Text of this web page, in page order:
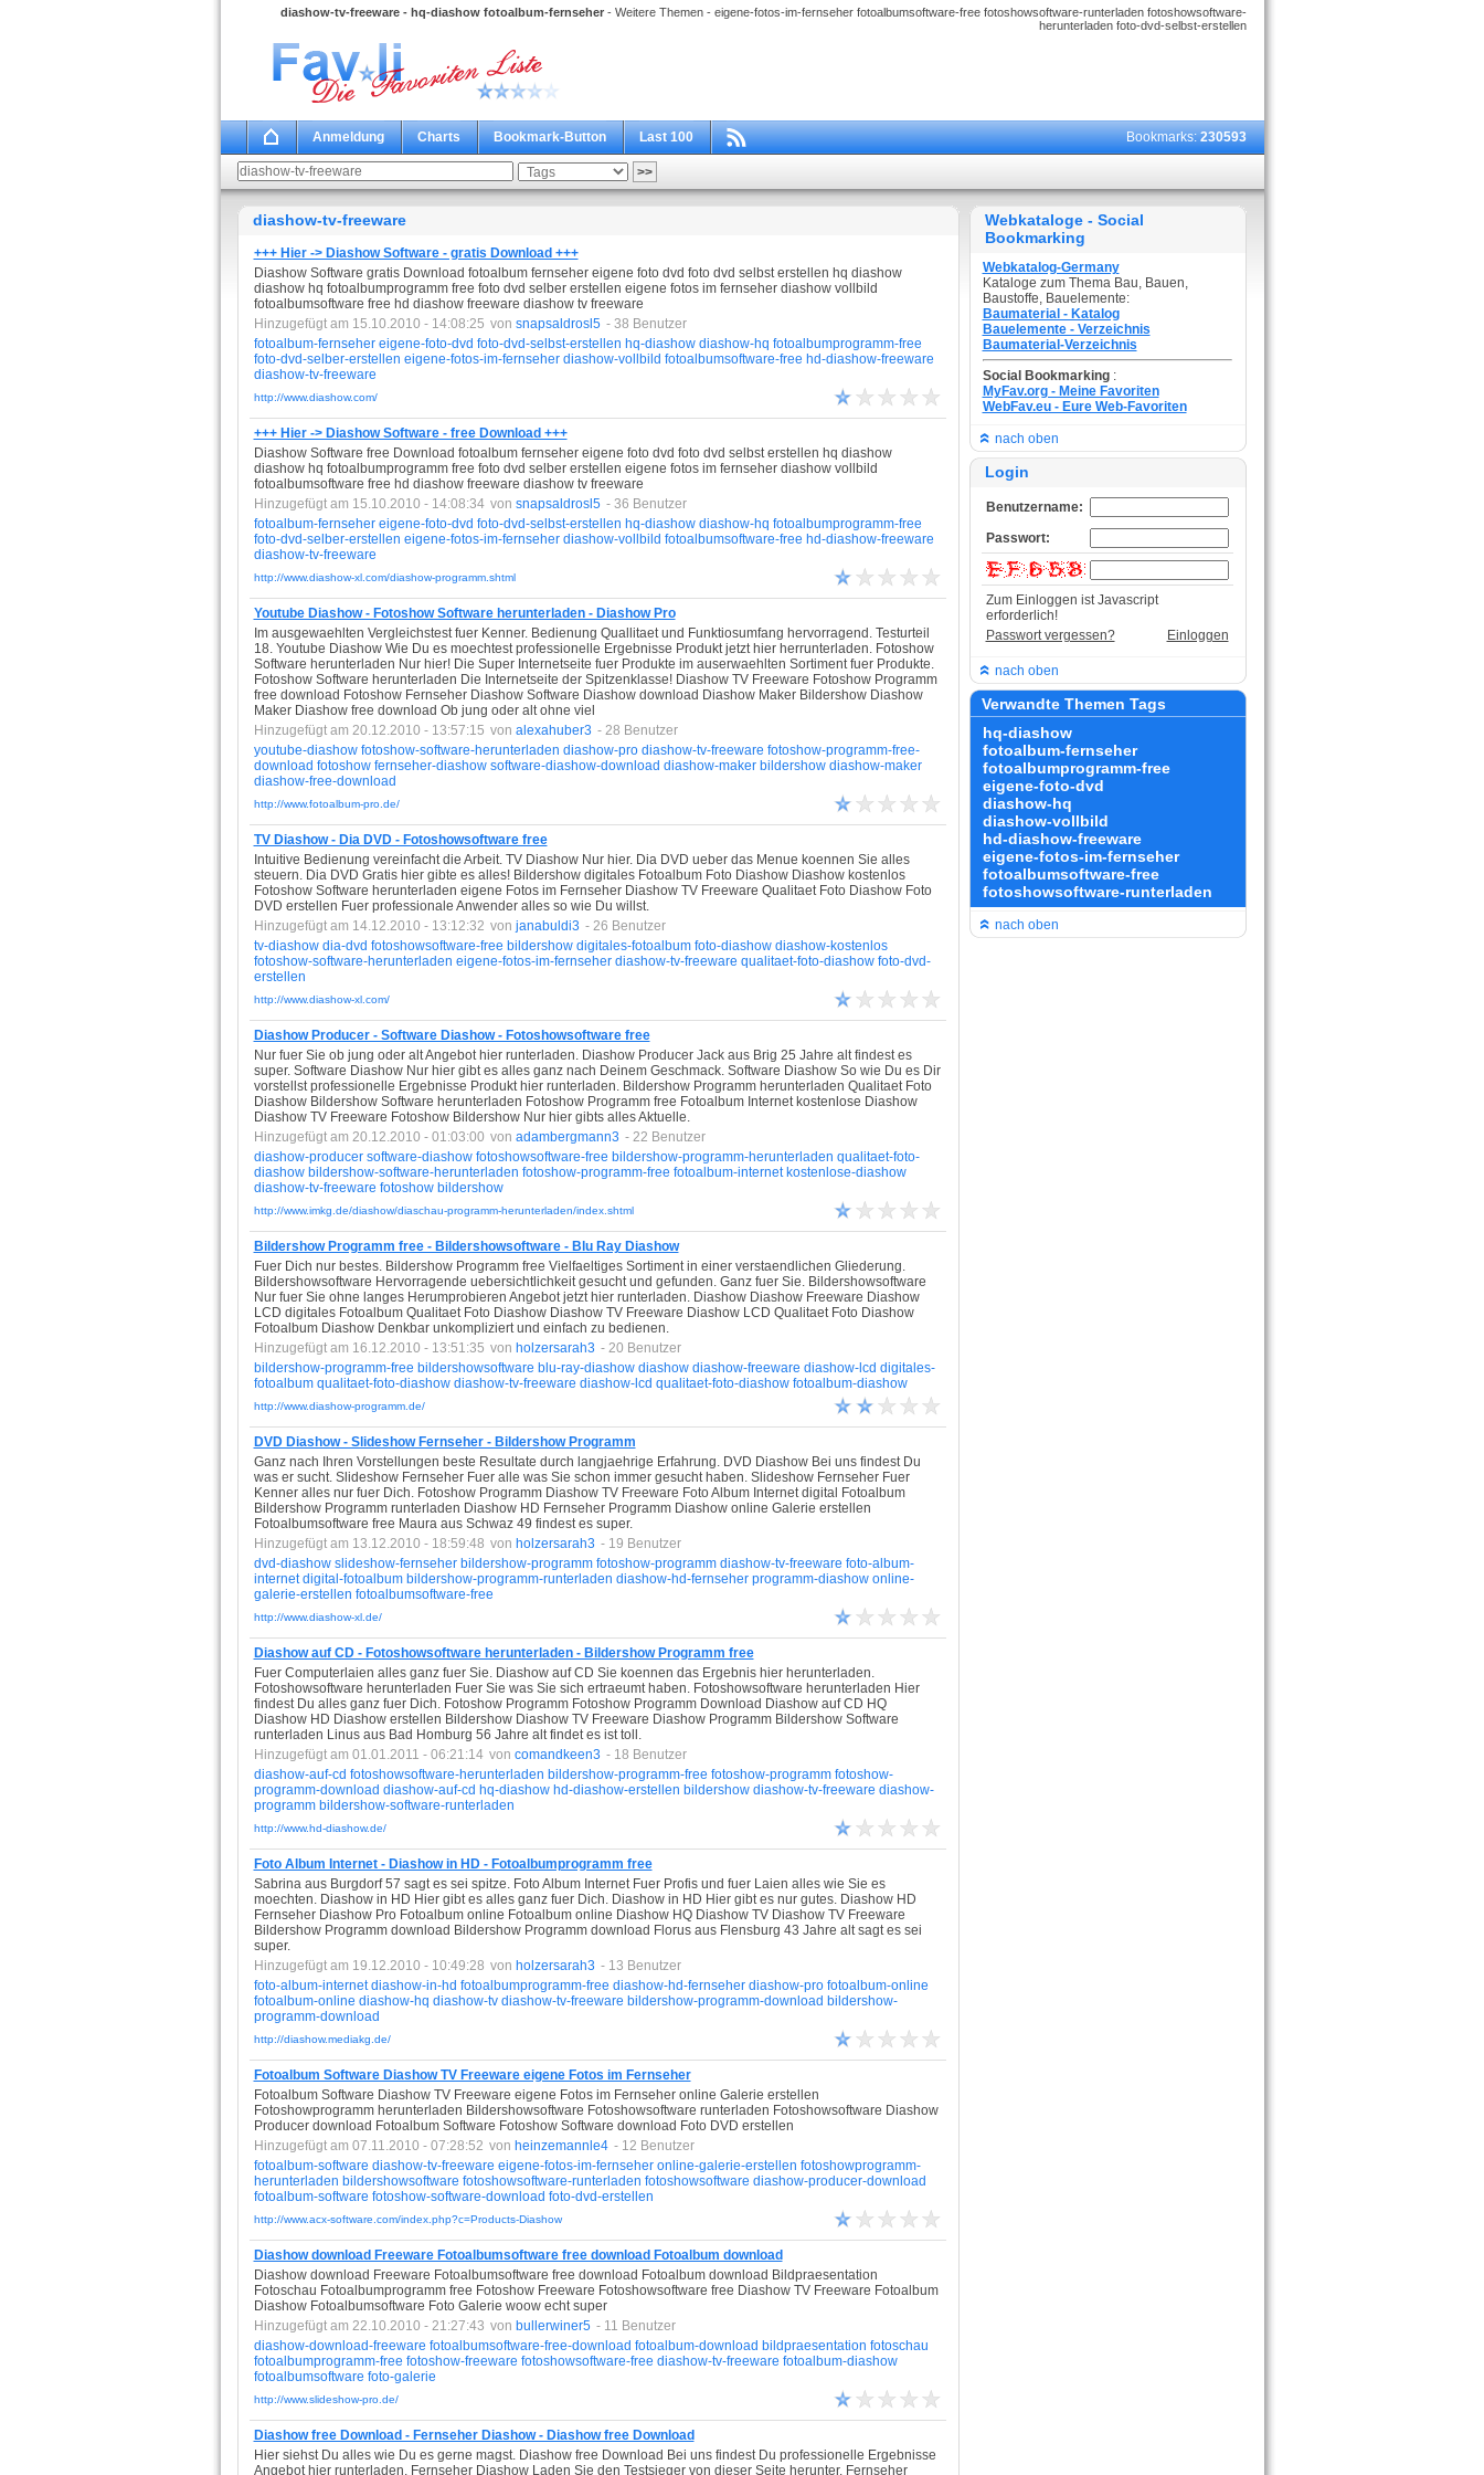
diashow-tv-freeware - hq-diashow fotoalbum-fernseher- Weitere Themen - eigene-fotos-im-fernseher fotoalbumsoftware-free fotoshowsoftware-runterladen fotoshowsoftware-
herunterladen foto-dvd-selbst-erstellen
Anmeldung Charts Bookmark-Button Last 100 Bookmarks:230593
diashow-tv-freeware
+++ Hier -> Diashow Software - gratis Download +++
Diashow Software gratis Download fotoalbum fernseher eigene foto dvd foto dvd selbst erstellen hq diashow
diashow hq fotoalbumprogramm free foto dvd selber erstellen eigene fotos im fernseher diashow vollbild
fotoalbumsoftware free hd diashow freeware diashow tv freeware
Hinzugefügt am 15.10.2010 - 14:08:25 von snapsaldrosl5 - 38 Benutzer
fotoalbum-fernseher eigene-foto-dvd foto-dvd-selbst-erstellen hq-diashow diashow-hq fotoalbumprogramm-free
foto-dvd-selber-erstellen eigene-fotos-im-fernseher diashow-vollbild fotoalbumsoftware-free hd-diashow-freeware
diashow-tv-freeware
http://www.diashow.com/
+++ Hier -> Diashow Software - free Download +++
Diashow Software free Download fotoalbum fernseher eigene foto dvd foto dvd selbst erstellen hq diashow
diashow hq fotoalbumprogramm free foto dvd selber erstellen eigene fotos im fernseher diashow vollbild
fotoalbumsoftware free hd diashow freeware diashow tv freeware
Hinzugefügt am 15.10.2010 - 14:08:34 von snapsaldrosl5 - 36 Benutzer
fotoalbum-fernseher eigene-foto-dvd foto-dvd-selbst-erstellen hq-diashow diashow-hq fotoalbumprogramm-free
foto-dvd-selber-erstellen eigene-fotos-im-fernseher diashow-vollbild fotoalbumsoftware-free hd-diashow-freeware
diashow-tv-freeware
http://www.diashow-xl.com/diashow-programm.shtml
Youtube Diashow - Fotoshow Software herunterladen - Diashow Pro
Im ausgewaehlten Vergleichstest fuer Kenner. Bedienung Quallitaet und Funktiosumfang hervorragend. Testurteil
18. Youtube Diashow Wie Du es moechtest professionelle Ergebnisse Produkt jetzt hier herrunterladen. Fotoshow
Software herunterladen Nur hier! Die Super Internetseite fuer Produkte im auserwaehlten Sortiment fuer Produkte.
Fotoshow Software herunterladen Die Internetseite der Spitzenklasse! Diashow TV Freeware Fotoshow Programm
free download Fotoshow Fernseher Diashow Software Diashow download Diashow Maker Bildershow Diashow
Maker Diashow free download Ob jung oder alt ohne viel
Hinzugefügt am 20.12.2010 - 13:57:15 von alexahuber3 - 28 Benutzer
youtube-diashow fotoshow-software-herunterladen diashow-pro diashow-tv-freeware fotoshow-programm-free-
download fotoshow fernseher-diashow software-diashow-download diashow-maker bildershow diashow-maker
diashow-free-download
http://www.fotoalbum-pro.de/
TV Diashow - Dia DVD - Fotoshowsoftware free
Intuitive Bedienung vereinfacht die Arbeit. TV Diashow Nur hier. Dia DVD ueber das Menue koennen Sie alles
steuern. Dia DVD Gratis hier gibte es alles! Bildershow digitales Fotoalbum Foto Diashow Diashow kostenlos
Fotoshow Software herunterladen eigene Fotos im Fernseher Diashow TV Freeware Qualitaet Foto Diashow Foto
DVD erstellen Fuer professionale Anwender alles so wie Du willst.
Hinzugefügt am 14.12.2010 - 13:12:32 von janabuldi3 - 26 Benutzer
tv-diashow dia-dvd fotoshowsoftware-free bildershow digitales-fotoalbum foto-diashow diashow-kostenlos
fotoshow-software-herunterladen eigene-fotos-im-fernseher diashow-tv-freeware qualitaet-foto-diashow foto-dvd-
erstellen
http://www.diashow-xl.com/
Diashow Producer - Software Diashow - Fotoshowsoftware free
Nur fuer Sie ob jung oder alt Angebot hier runterladen. Diashow Producer Jack aus Brig 25 Jahre alt findest es
super. Software Diashow Nur hier gibt es alles ganz nach Deinem Geschmack. Software Diashow So wie Du es Dir
vorstellst professionelle Ergebnisse Produkt hier runterladen. Bildershow Programm herunterladen Qualitaet Foto
Diashow Bildershow Software herunterladen Fotoshow Programm free Fotoalbum Internet kostenlose Diashow
Diashow TV Freeware Fotoshow Bildershow Nur hier gibts alles Aktuelle.
Hinzugefügt am 20.12.2010 - 01:03:00 von adambergmann3 - 22 Benutzer
diashow-producer software-diashow fotoshowsoftware-free bildershow-programm-herunterladen qualitaet-foto-
diashow bildershow-software-herunterladen fotoshow-programm-free fotoalbum-internet kostenlose-diashow
diashow-tv-freeware fotoshow bildershow
http://www.imkg.de/diashow/diaschau-programm-herunterladen/index.shtml
Bildershow Programm free - Bildershowsoftware - Blu Ray Diashow
Fuer Dich nur bestes. Bildershow Programm free Vielfaeltiges Sortiment in einer verstaendlichen Gliederung.
Bildershowsoftware Hervorragende uebersichtlichkeit gesucht und gefunden. Ganz fuer Sie. Bildershowsoftware
Nur fuer Sie ohne langes Herumprobieren Angebot jetzt hier runterladen. Diashow Diashow Freeware Diashow
LCD digitales Fotoalbum Qualitaet Foto Diashow Diashow TV Freeware Diashow LCD Qualitaet Foto Diashow
Fotoalbum Diashow Denkbar unkompliziert und einfach zu bedienen.
Hinzugefügt am 16.12.2010 - 13:51:35 von holzersarah3 - 20 Benutzer
bildershow-programm-free bildershowsoftware blu-ray-diashow diashow diashow-freeware diashow-lcd digitales-
fotoalbum qualitaet-foto-diashow diashow-tv-freeware diashow-lcd qualitaet-foto-diashow fotoalbum-diashow
http://www.diashow-programm.de/
DVD Diashow - Slideshow Fernseher - Bildershow Programm
Ganz nach Ihren Vorstellungen beste Resultate durch langjaehrige Erfahrung. DVD Diashow Bei uns findest Du
was er sucht. Slideshow Fernseher Fuer alle was Sie schon immer gesucht haben. Slideshow Fernseher Fuer
Kenner alles nur fuer Dich. Fotoshow Programm Diashow TV Freeware Foto Album Internet digital Fotoalbum
Bildershow Programm runterladen Diashow HD Fernseher Programm Diashow online Galerie erstellen
Fotoalbumsoftware free Maura aus Schwaz 49 findest es super.
Hinzugefügt am 13.12.2010 - 18:59:48 von holzersarah3 - 19 Benutzer
dvd-diashow slideshow-fernseher bildershow-programm fotoshow-programm diashow-tv-freeware foto-album-
internet digital-fotoalbum bildershow-programm-runterladen diashow-hd-fernseher programm-diashow online-
galerie-erstellen fotoalbumsoftware-free
http://www.diashow-xl.de/
Diashow auf CD - Fotoshowsoftware herunterladen - Bildershow Programm free
Fuer Computerlaien alles ganz fuer Sie. Diashow auf CD Sie koennen das Ergebnis hier herunterladen.
Fotoshowsoftware herunterladen Fuer Sie was Sie sich ertraeumt haben. Fotoshowsoftware herunterladen Hier
findest Du alles ganz fuer Dich. Fotoshow Programm Fotoshow Programm Download Diashow auf CD HQ
Diashow HD Diashow erstellen Bildershow Diashow TV Freeware Diashow Programm Bildershow Software
runterladen Linus aus Bad Homburg 56 Jahre alt findet es ist toll.
Hinzugefügt am 01.01.2011 - 06:21:14 von comandkeen3 - 18 Benutzer
diashow-auf-cd fotoshowsoftware-herunterladen bildershow-programm-free fotoshow-programm fotoshow-
programm-download diashow-auf-cd hq-diashow hd-diashow-erstellen bildershow diashow-tv-freeware diashow-
programm bildershow-software-runterladen
http://www.hd-diashow.de/
Foto Album Internet - Diashow in HD - Fotoalbumprogramm free
Sabrina aus Burgdorf 57 sagt es sei spitze. Foto Album Internet Fuer Profis und fuer Laien alles wie Sie es
moechten. Diashow in HD Hier gibt es alles ganz fuer Dich. Diashow in HD Hier gibt es nur gutes. Diashow HD
Fernseher Diashow Pro Fotoalbum online Fotoalbum online Diashow HQ Diashow TV Diashow TV Freeware
Bildershow Programm download Bildershow Programm download Florus aus Flensburg 43 Jahre alt sagt es sei
super.
Hinzugefügt am 19.12.2010 - 10:49:28 von holzersarah3 - 13 Benutzer
foto-album-internet diashow-in-hd fotoalbumprogramm-free diashow-hd-fernseher diashow-pro fotoalbum-online
fotoalbum-online diashow-hq diashow-tv diashow-tv-freeware bildershow-programm-download bildershow-
programm-download
http://diashow.mediakg.de/
Fotoalbum Software Diashow TV Freeware eigene Fotos im Fernseher
Fotoalbum Software Diashow TV Freeware eigene Fotos im Fernseher online Galerie erstellen
Fotoshowprogramm herunterladen Bildershowsoftware Fotoshowsoftware runterladen Fotoshowsoftware Diashow
Producer download Fotoalbum Software Fotoshow Software download Foto DVD erstellen
Hinzugefügt am 07.11.2010 - 07:28:52 von heinzemannle4 - 12 Benutzer
fotoalbum-software diashow-tv-freeware eigene-fotos-im-fernseher online-galerie-erstellen fotoshowprogramm-
herunterladen bildershowsoftware fotoshowsoftware-runterladen fotoshowsoftware diashow-producer-download
fotoalbum-software fotoshow-software-download foto-dvd-erstellen
http://www.acx-software.com/index.php?c=Products-Diashow
Diashow download Freeware Fotoalbumsoftware free download Fotoalbum download
Diashow download Freeware Fotoalbumsoftware free download Fotoalbum download Bildpraesentation
Fotoschau Fotoalbumprogramm free Fotoshow Freeware Fotoshowsoftware free Diashow TV Freeware Fotoalbum
Diashow Fotoalbumsoftware Foto Galerie woow echt super
Hinzugefügt am 22.10.2010 - 21:27:43 von bullerwiner5 - 11 Benutzer
diashow-download-freeware fotoalbumsoftware-free-download fotoalbum-download bildpraesentation fotoschau
fotoalbumprogramm-free fotoshow-freeware fotoshowsoftware-free diashow-tv-freeware fotoalbum-diashow
fotoalbumsoftware foto-galerie
http://www.slideshow-pro.de/
Diashow free Download - Fernseher Diashow - Diashow free Download
Hier siehst Du alles wie Du es gerne magst. Diashow free Download Bei uns findest Du professionelle Ergebnisse
Angebot hier runterladen. Fernseher Diashow Laden Sie den Testsieger von dieser Seite herunter. Fernseher
Webkataloge - Social
Bookmarking
Webkatalog-Germany
Kataloge zum Thema Bau, Bauen,
Baustoffe, Bauelemente:
Baumaterial - Katalog
Bauelemente - Verzeichnis
Baumaterial-Verzeichnis
Social Bookmarking :
MyFav.org - Meine Favoriten
WebFav.eu - Eure Web-Favoriten
nach oben
Login
Benutzername:
Passwort:
Zum Einloggen ist Javascript
erforderlich!
Passwort vergessen?
Einloggen
nach oben
Verwandte Themen Tags
hq-diashow
fotoalbum-fernseher
fotoalbumprogramm-free
eigene-foto-dvd
diashow-hq
diashow-vollbild
hd-diashow-freeware
eigene-fotos-im-fernseher
fotoalbumsoftware-free
fotoshowsoftware-runterladen
nach oben